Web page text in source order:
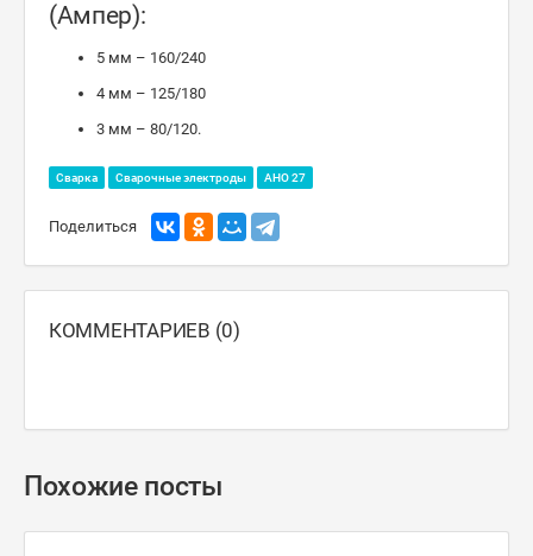
(Ампер):
5 мм – 160/240
4 мм – 125/180
3 мм – 80/120.
Сварка Сварочные электроды АНО 27
Поделиться
КОММЕНТАРИЕВ (0)
Похожие посты